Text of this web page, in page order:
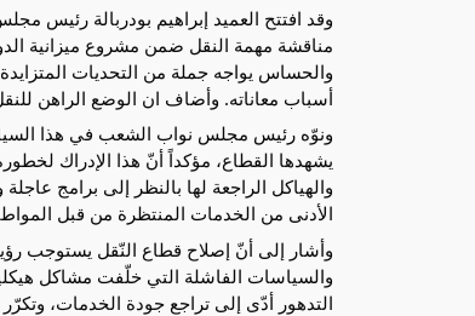
وقد افتتح العميد إبراهيم بودربالة رئيس
والحساس يواجه جملة من التحديات
أسباب معاناته. وأضاف ان الوضع الراهن
ونوّه رئيس مجلس نواب الشعب في هذا السياق
يشهدها القطاع، مؤكداً أنّ هذا الإدراك
والهياكل الراجعة لها بالنظر إلى برامج
الأدنى من الخدمات المنتظرة من قبل
وأشار إلى أنّ إصلاح قطاع النّقل يستوجب
والسياسات الفاشلة التي خلّفت مشاكل
التدهور أدّى إلى تراجع جودة الخدمات،